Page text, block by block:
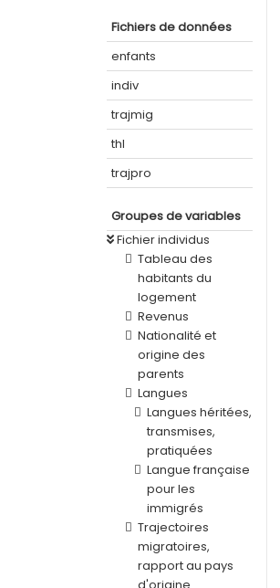
Fichiers de données
enfants
indiv
trajmig
thl
trajpro
Groupes de variables
Fichier individus
Tableau des
habitants du
logement
Revenus
Nationalité et
origine des
parents
Langues
Langues héritées,
transmises,
pratiquées
Langue française
pour les
immigrés
Trajectoires
migratoires,
rapport au pays
d'origine